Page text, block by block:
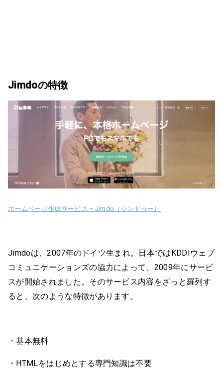
Jimdoの特徴
ホームページ作成サービス – Jimdo（ジンドゥー）
Jimdoは、2007年のドイツ生まれ。日本ではKDDIウェブ
コミュニケーションズの協力によって、2009年にサービ
スが開始されました。そのサービス内容をざっと羅列す
ると、次のような特徴があります。
・基本無料
・HTMLをはじめとする専門知識は不要